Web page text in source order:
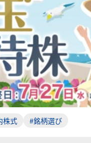
株式 #銘柄選び